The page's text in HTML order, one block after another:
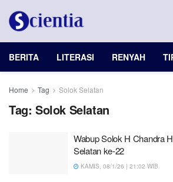
BERITA LITERASI RENYAH
Home Tag Solok Selatan
Tag: Solok Selatan
Wabup Solok H Chandra
Selatan ke-22
KAMIS, 08/1/26 | 21:02 WIB